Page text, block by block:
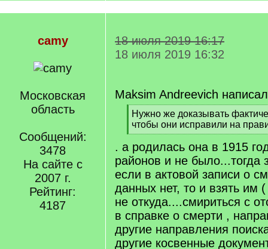
camy
Московская
область
Сообщений:
3478
На сайте с
2007 г.
Рейтинг:
4187
18 июля 2019 16:17
18 июля 2019 16:32
Maksim Andreevich
[
q
]
Нужно же доказывать
чтобы они исправили на
[
/
q
]
. а родилась она в 1915
районов и не было...тогда
если в актовой записи о
данных нет, то и взять им
не откуда....смириться с
в справке о смерти ,
другие направления
другие косвенные